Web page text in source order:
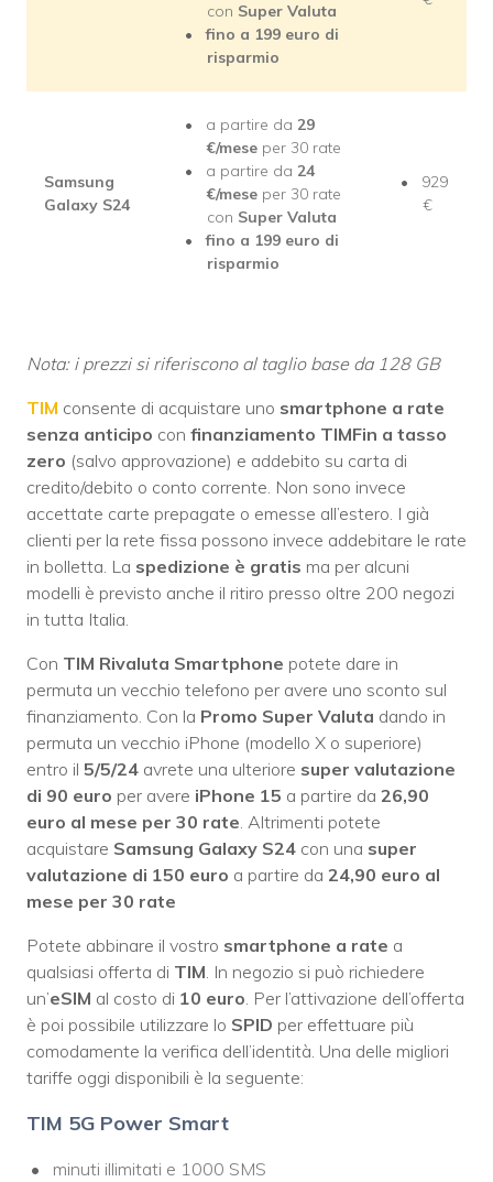
con Super Valuta
fino a 199 euro di
risparmio
Samsung
Galaxy S24
a partire da 29
€/mese per 30 rate
a partire da 24
€/mese per 30 rate
con Super Valuta
fino a 199 euro di
risparmio
929
€
Nota: i prezzi si riferiscono al taglio base da 128 GB
TIM consente di acquistare uno smartphone a rate
senza anticipo con finanziamento TIMFin a tasso
zero (salvo approvazione) e addebito su carta di
credito/debito o conto corrente. Non sono invece
accettate carte prepagate o emesse all’estero. I già
clienti per la rete fissa possono invece addebitare le rate
in bolletta. La spedizione è gratis ma per alcuni
modelli è previsto anche il ritiro presso oltre 200 negozi
in tutta Italia.
Con TIM Rivaluta Smartphone potete dare in
permuta un vecchio telefono per avere uno sconto sul
finanziamento. Con la Promo Super Valuta dando in
permuta un vecchio iPhone (modello X o superiore)
entro il 5/5/24 avrete una ulteriore super valutazione
di 90 euro per avere iPhone 15 a partire da 26,90
euro al mese per 30 rate. Altrimenti potete
acquistare Samsung Galaxy S24 con una super
valutazione di 150 euro a partire da 24,90 euro al
mese per 30 rate
Potete abbinare il vostro smartphone a rate a
qualsiasi offerta di TIM. In negozio si può richiedere
un’eSIM al costo di 10 euro. Per l’attivazione dell’offerta
è poi possibile utilizzare lo SPID per effettuare più
comodamente la verifica dell’identità. Una delle migliori
tariffe oggi disponibili è la seguente:
TIM 5G Power Smart
minuti illimitati e 1000 SMS